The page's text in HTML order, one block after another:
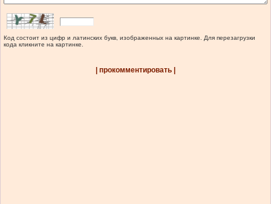
Код состоит из цифр и латинских букв, изображенных на картинке. Для перезагрузки
кода кликните на картинке.
| прокомментировать |